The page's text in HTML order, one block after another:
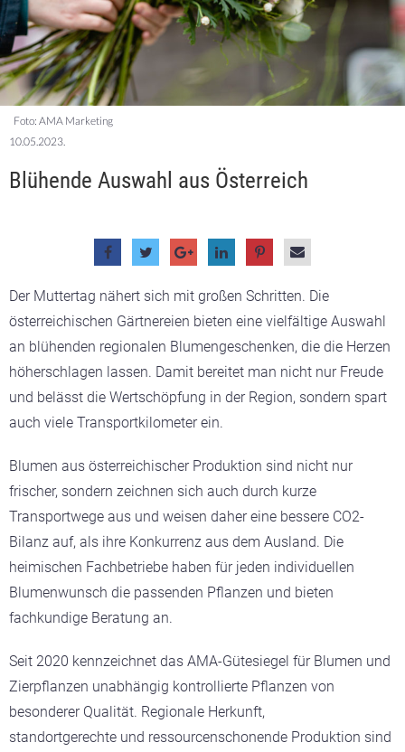
Foto: AMA Marketing
10.05.2023.
Blühende Auswahl aus Österreich
Der Muttertag nähert sich mit großen Schritten. Die
österreichischen Gärtnereien bieten eine vielfältige Auswahl
an blühenden regionalen Blumengeschenken, die die Herzen
höherschlagen lassen. Damit bereitet man nicht nur Freude
und belässt die Wertschöpfung in der Region, sondern spart
auch viele Transportkilometer ein.
Blumen aus österreichischer Produktion sind nicht nur
frischer, sondern zeichnen sich auch durch kurze
Transportwege aus und weisen daher eine bessere CO2-
Bilanz auf, als ihre Konkurrenz aus dem Ausland. Die
heimischen Fachbetriebe haben für jeden individuellen
Blumenwunsch die passenden Pflanzen und bieten
fachkundige Beratung an.
Seit 2020 kennzeichnet das AMA-Gütesiegel für Blumen und
Zierpflanzen unabhängig kontrollierte Pflanzen von
besonderer Qualität. Regionale Herkunft,
standortgerechte und ressourcenschonende Produktion sind